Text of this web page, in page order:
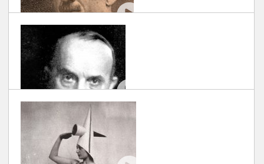
#EROIUITATI: SABINA CANTACUZINO
SCRIS DE DOCUART| 30/11/2018
#EROIUITATI: ONISIFOR GHIBU
SCRIS DE DOCUART | 30/11/2018